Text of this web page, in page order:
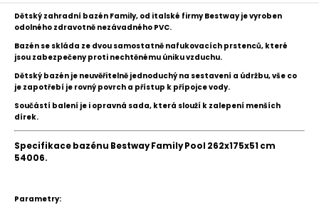
Dětský zahradní bazén Family, od italské firmy Bestway je vyroben
odolného zdravotně nezávadného PVC.
Bazén se skláda ze dvou samostatně nafukovacích prstenců, které
jsou zabezpečeny proti nechtěnému úniku vzduchu.
Dětský bazén je neuvěřitelně jednoduchý na sestavení a údržbu, vše co
je zapotřebí je rovný povrch a přístup k přípojce vody.
Součástí balení je i opravná sada, která slouží k zalepení menších
dírek.
Specifikace bazénu Bestway Family Pool 262x175x51 cm
54006.
Parametry: